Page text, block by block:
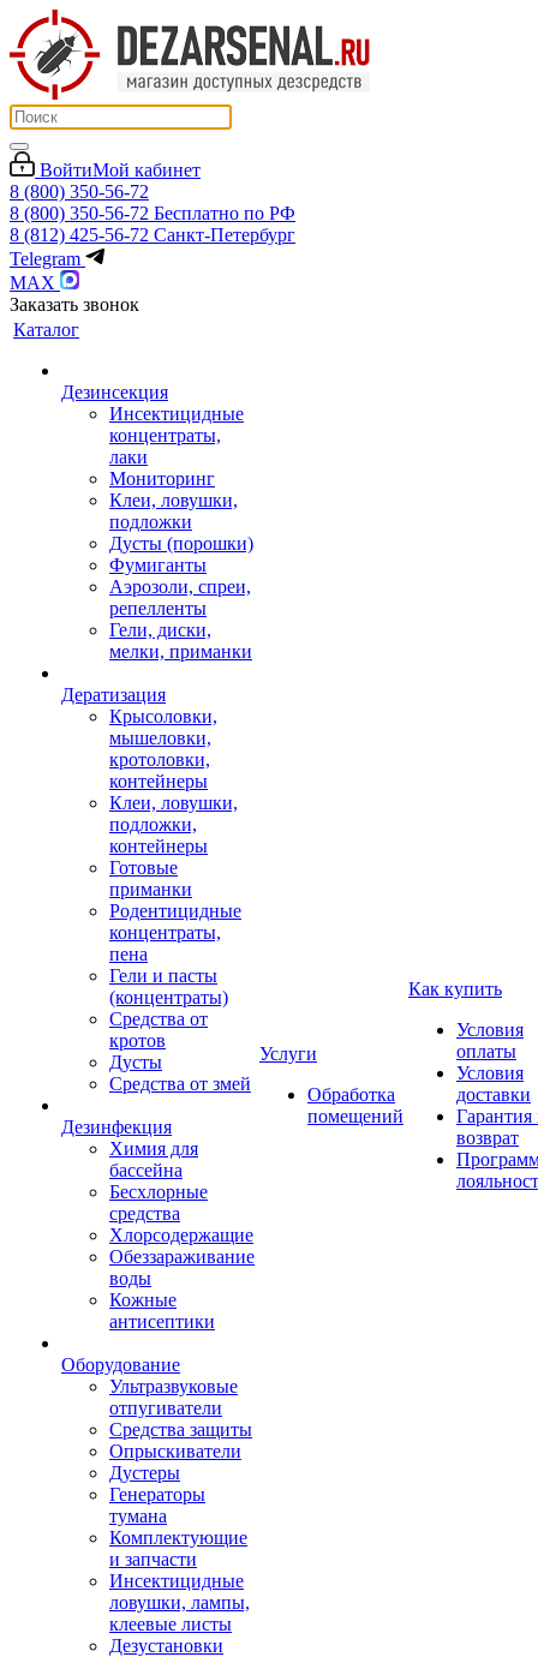
ВойтиМой кабинет
8 (800) 350-56-72
8 (800) 350-56-72 Бесплатно по РФ
8 (812) 425-56-72 Санкт-Петербург
Telegram
MAX
Заказать звонок
Каталог
Дезинсекция
Инсектицидные
концентраты,
лаки
Мониторинг
Клеи, ловушки,
подложки
Дусты (порошки)
Фумиганты
Аэрозоли, спреи,
репелленты
Гели, диски,
мелки, приманки
Дератизация
Крысоловки,
мышеловки,
кротоловки,
контейнеры
Клеи, ловушки,
подложки,
контейнеры
Готовые
приманки
Родентицидные
концентраты,
пена
Гели и пасты
(концентраты)
Средства от
кротов
Дусты
Средства от змей
Дезинфекция
Химия для
бассейна
Бесхлорные
средства
Хлорсодержащие
Обеззараживание
воды
Кожные
антисептики
Оборудование
Ультразвуковые
отпугиватели
Средства защиты
Опрыскиватели
Дустеры
Генераторы
тумана
Комплектующие
и запчасти
Инсектицидные
ловушки, лампы,
клеевые листы
Дезустановки
Услуги
Обработка
помещений
Как купить
Условия
оплаты
Условия
доставки
Гарантия
возврат